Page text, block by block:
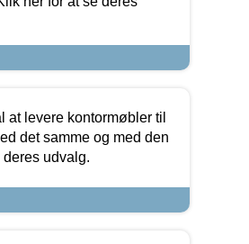
at levere kontormøbler til
det samme og med den
udvalg.